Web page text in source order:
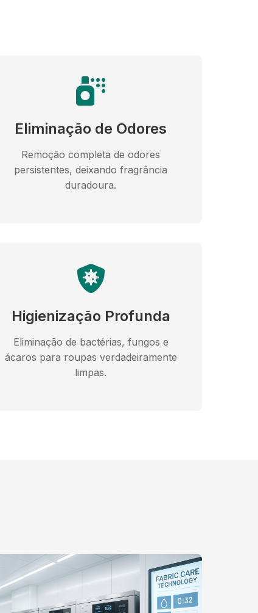
Eliminação de Odores
Remoção completa de odores
persistentes, deixando fragrância
duradoura.
Higienização Profunda
Eliminação de bactérias, fungos e
ácaros para roupas verdadeiramente
limpas.